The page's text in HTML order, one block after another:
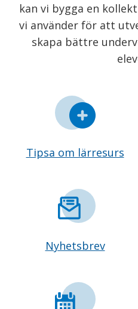
kan vi bygga en
vi använder för att
skapa bättre
Tipsa om lärresurs
Nyhetsbrev